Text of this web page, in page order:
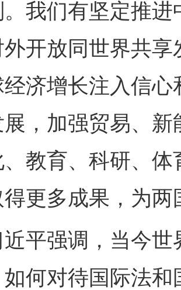
我们有坚定推
开放同世界共
经济增长注入信
，加强贸易、
教育、科研、
得更多成果，为
强调，当今世
何对待国际法